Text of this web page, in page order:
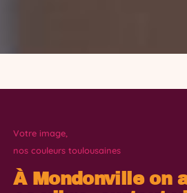
Votre image,
nos couleurs toulousaines
À Mondonville on